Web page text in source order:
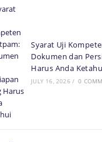
Syarat Uji
Dokumen dan
Harus Anda
JULY 16, 2026 / 0